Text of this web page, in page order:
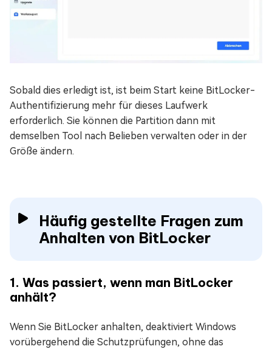
Sobald dies erledigt ist, ist beim Start keine BitLocker-
Authentifizierung mehr für dieses Laufwerk
erforderlich. Sie können die Partition dann mit
demselben Tool nach Belieben verwalten oder in der
Größe ändern.
Häufig gestellte Fragen zum
Anhalten von BitLocker
1. Was passiert, wenn man BitLocker
anhält?
Wenn Sie BitLocker anhalten, deaktiviert Windows
vorübergehend die Schutzprüfungen, ohne das